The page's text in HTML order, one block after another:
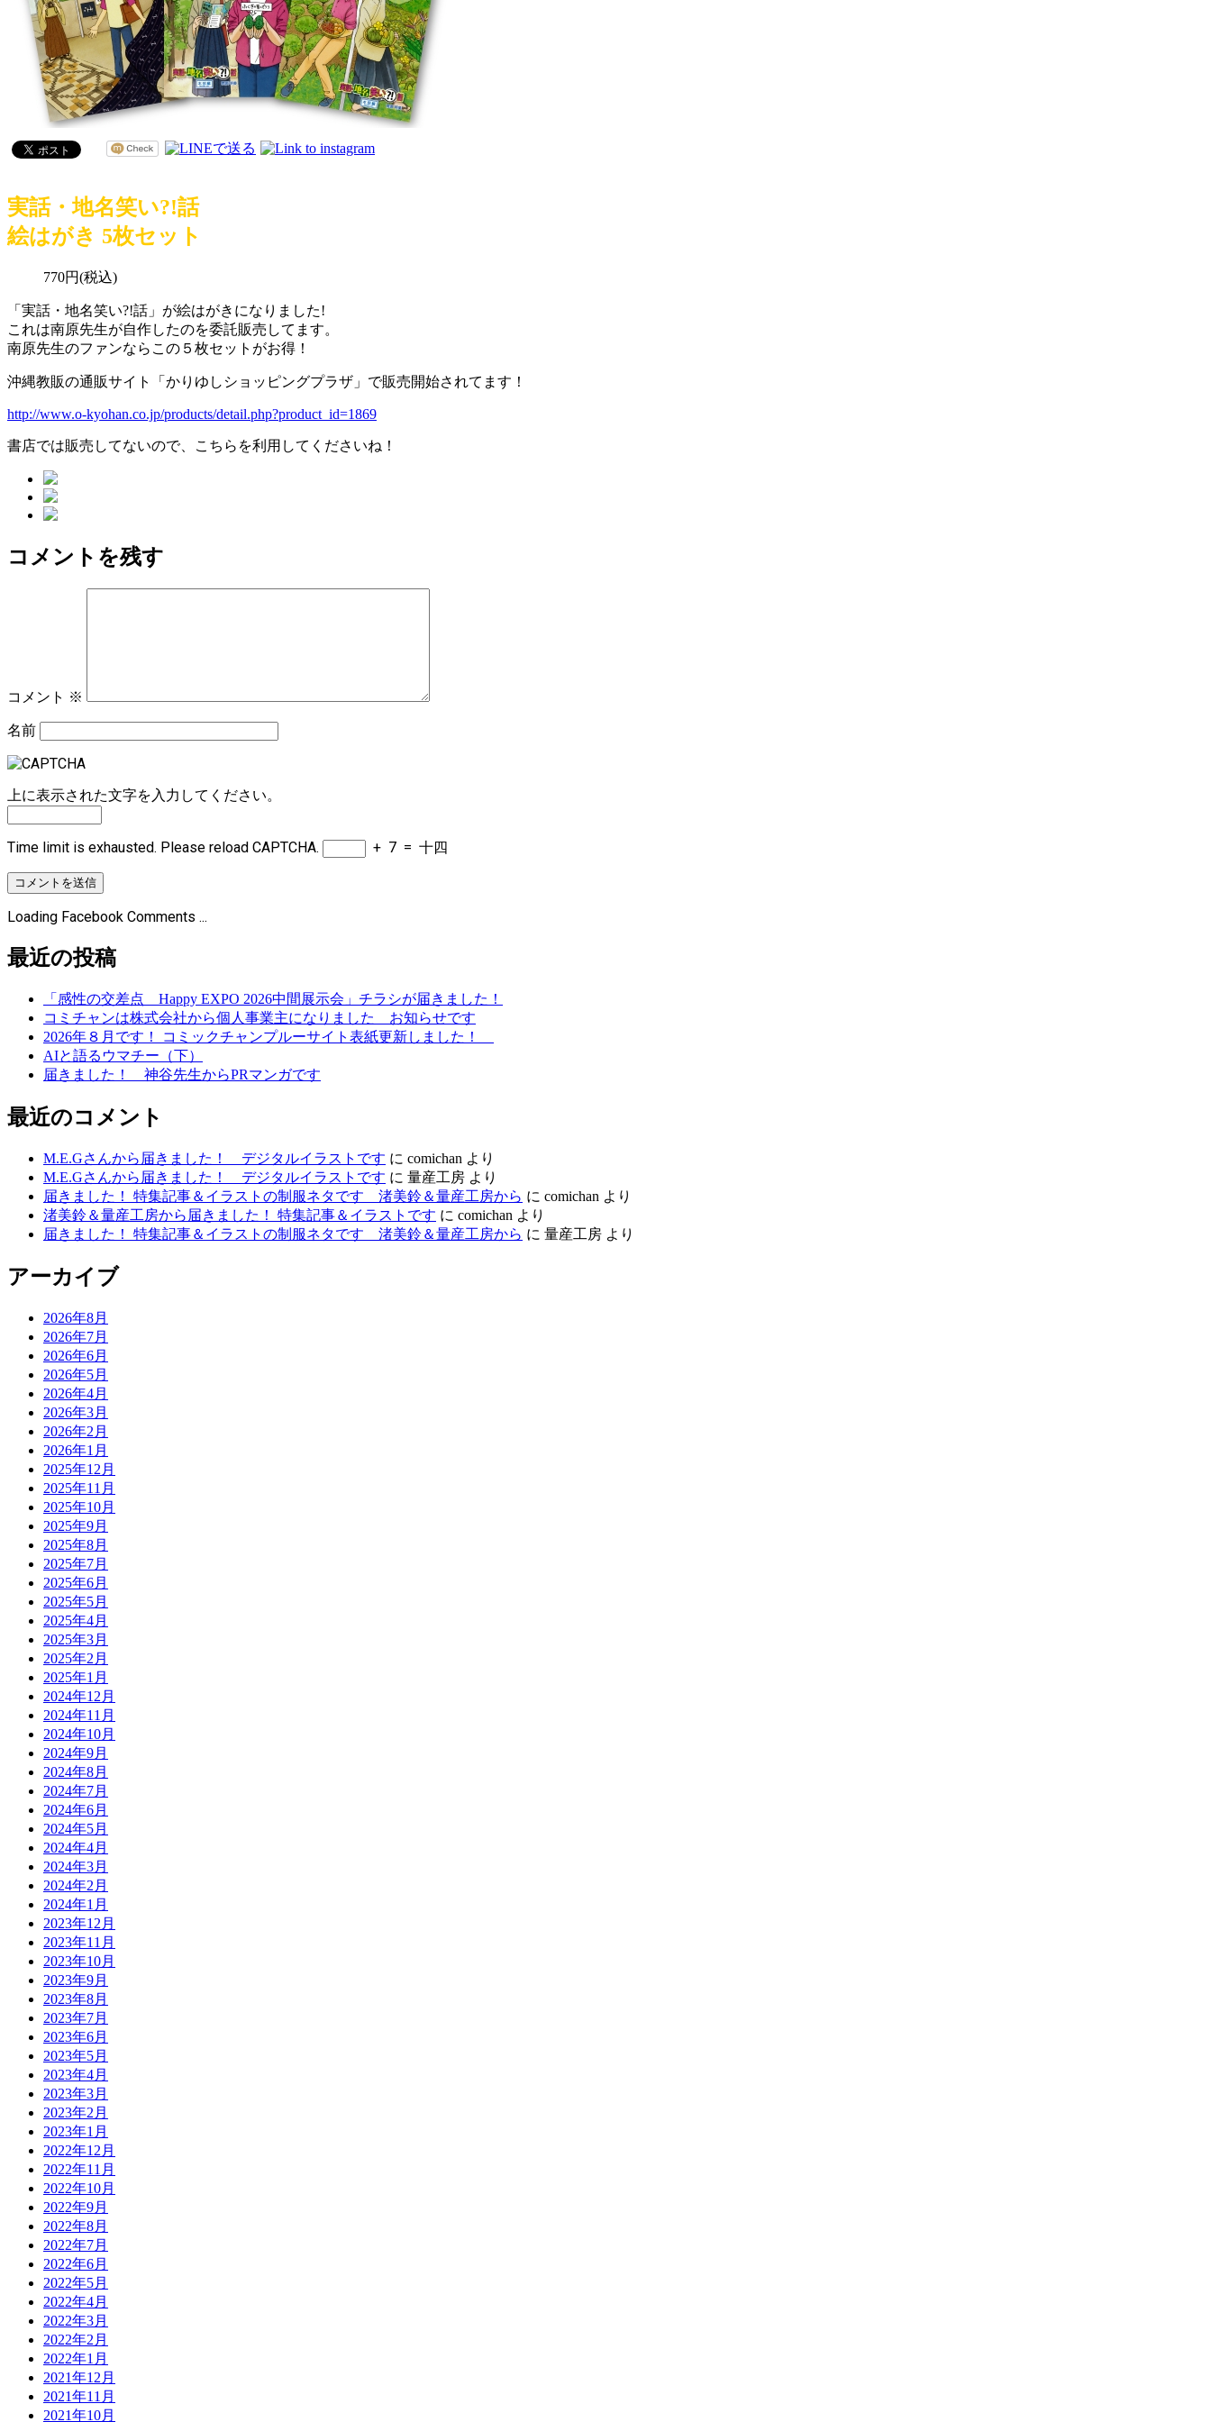
実話・地名笑い?!話
絵はがき 5枚セット
770円(税込)
「実話・地名笑い?!話」が絵はがきになりました!
これは南原先生が自作したのを委託販売してます。
南原先生のファンならこの５枚セットがお得！
沖縄教販の通販サイト「かりゆしショッピングプラザ」で販売開始されてます！
http://www.o-kyohan.co.jp/products/detail.php?product_id=1869
書店では販売してないので、こちらを利用してくださいね！
コメントを残す
コメント ※
名前
上に表示された文字を入力してください。
Time limit is exhausted. Please reload CAPTCHA. + 7 = 十四
Loading Facebook Comments ...
最近の投稿
「感性の交差点 Happy EXPO 2026中間展示会」チラシが届きました！
コミチャンは株式会社から個人事業主になりました お知らせです
2026年８月です！ コミックチャンプルーサイト表紙更新しました！
AIと語るウマチー（下）
届きました！ 神谷先生からPRマンガです
最近のコメント
M.E.Gさんから届きました！ デジタルイラストです に comichan より
M.E.Gさんから届きました！ デジタルイラストです に 量産工房 より
届きました！ 特集記事＆イラストの制服ネタです 渚美鈴＆量産工房から に comichan より
渚美鈴＆量産工房から届きました！ 特集記事＆イラストです に comichan より
届きました！ 特集記事＆イラストの制服ネタです 渚美鈴＆量産工房から に 量産工房 より
アーカイブ
2026年8月
2026年7月
2026年6月
2026年5月
2026年4月
2026年3月
2026年2月
2026年1月
2025年12月
2025年11月
2025年10月
2025年9月
2025年8月
2025年7月
2025年6月
2025年5月
2025年4月
2025年3月
2025年2月
2025年1月
2024年12月
2024年11月
2024年10月
2024年9月
2024年8月
2024年7月
2024年6月
2024年5月
2024年4月
2024年3月
2024年2月
2024年1月
2023年12月
2023年11月
2023年10月
2023年9月
2023年8月
2023年7月
2023年6月
2023年5月
2023年4月
2023年3月
2023年2月
2023年1月
2022年12月
2022年11月
2022年10月
2022年9月
2022年8月
2022年7月
2022年6月
2022年5月
2022年4月
2022年3月
2022年2月
2022年1月
2021年12月
2021年11月
2021年10月